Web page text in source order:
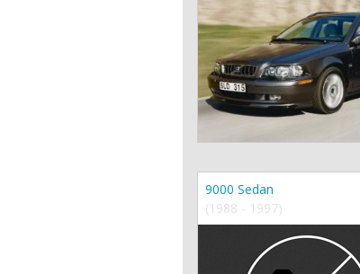
9000 Sedan
(1988 - 1997)